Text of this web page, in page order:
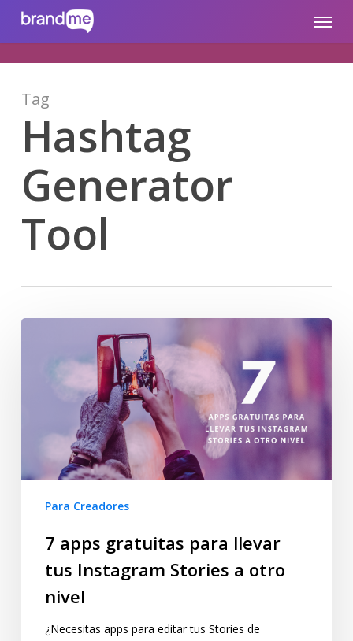
brandme.la Menu
Tag
Hashtag
Generator
Tool
Para Creadores
7 apps gratuitas para llevar
tus Instagram Stories a otro
nivel
¿Necesitas apps para editar tus Stories de